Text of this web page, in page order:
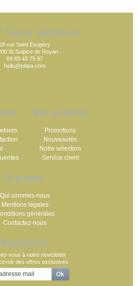
Satellicare
rue Saint Exupéry
St Sulpice de Royan
09 83 43 75 97
hello@pitipa.com
Nos produits
Promotions
Nouveautés
Notre sélection
Service client
A propos
Qui sommes-nous
Mentions légales
générales
Contactez-nous
Newsletter
vous à notre newsletter
des offres exclusives